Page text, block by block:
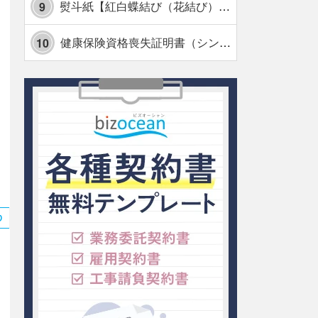
9 熨斗紙【紅白蝶結び（花結び）・水引7本】・Excel
10 健康保険資格喪失証明書（シンプル表形式版）・Excel【見本付き】